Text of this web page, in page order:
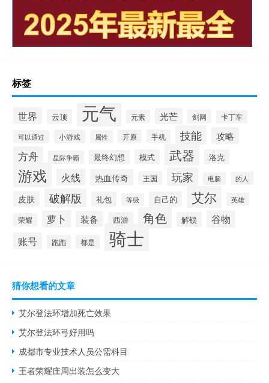
标签
世界 云顶 元气 元素 光芒 剑网 卡丁车
可以通过 小游戏 属性 开原 手机 技能 攻略
方舟 星际争霸 最终幻想 模式 武器 洛克
游戏 火线 热血传奇 王国 玩家 电脑 的人
皮肤 破解版 礼包 等级 自己的 艾尔 英雄
荣耀 萝卜 装备 西游 角色 解锁 谷物
账号 跑跑 都是 骑士
猜你想看的文章
艾尔登法环增加死亡效果
艾尔登法环弓好用吗
成都市专业技术人员公需科目
王者荣耀庄周出装怎么变大